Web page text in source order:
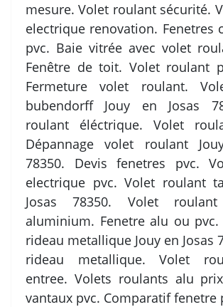
mesure. Volet roulant sécurité.
electrique renovation. Fenetres
pvc. Baie vitrée avec volet
Fenêtre de toit. Volet roulant
Fermeture volet roulant.
bubendorff Jouy en Josas
roulant éléctrique. Volet
Dépannage volet roulant
78350. Devis fenetres pvc.
electrique pvc. Volet roulant
Josas 78350. Volet roulant
aluminium. Fenetre alu ou pvc.
rideau metallique Jouy en Josas
rideau metallique. Volet
entree. Volets roulants alu
vantaux pvc. Comparatif fenetre